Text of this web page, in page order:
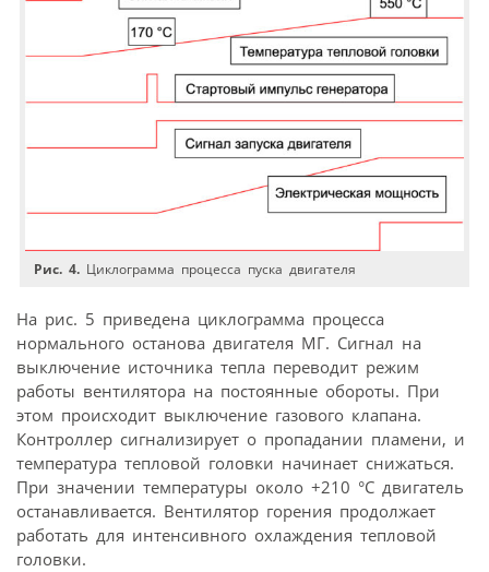
Рис. 4. Циклограмма процесса пуска двигателя
На рис. 5 приведена циклограмма процесса
нормального останова двигателя МГ. Сигнал на
выключение источника тепла переводит режим
работы вентилятора на постоянные обороты. При
этом происходит выключение газового клапана.
Контроллер сигнализирует о пропадании пламени, и
температура тепловой головки начинает снижаться.
При значении температуры около +210 °C двигатель
останавливается. Вентилятор горения продолжает
работать для интенсивного охлаждения тепловой
головки.